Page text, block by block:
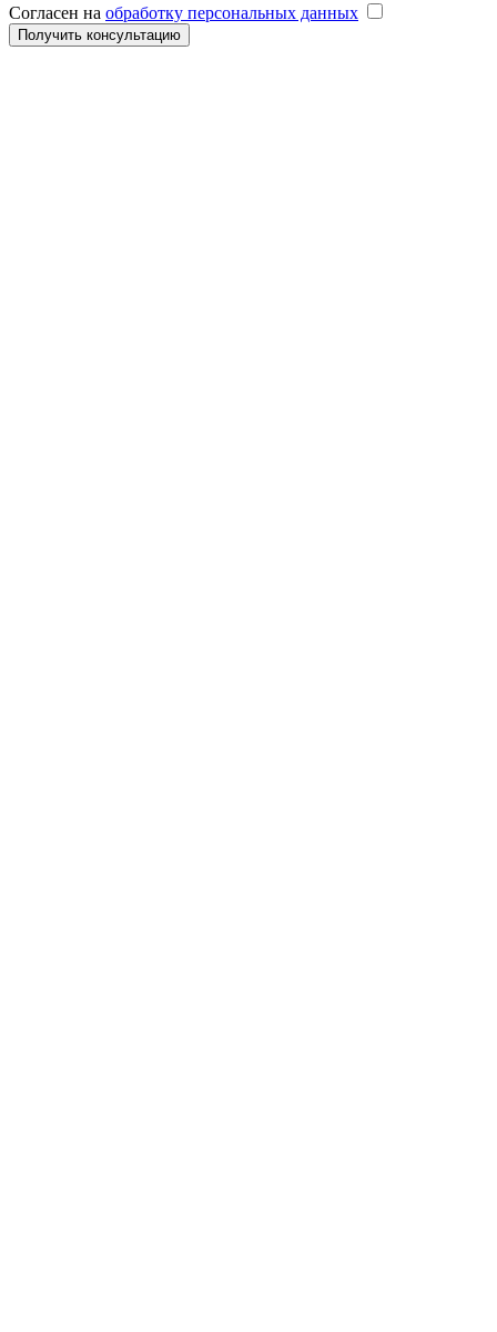
Согласен на обработку персональных данных
Получить консультацию